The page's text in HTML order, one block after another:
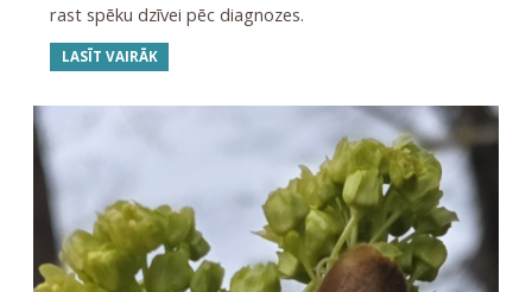
rast spēku dzīvei pēc diagnozes.
LASĪT VAIRĀK